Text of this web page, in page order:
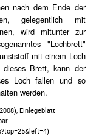
nach dem Ende der
gelegentlich mit
wird mitunter zur
"Lochbrett"
mit einem Loch
Brett, kann der
Loch fallen und so
werden.
Einlegeblatt
)